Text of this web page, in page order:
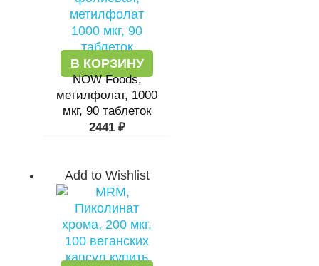
В КОРЗИНУ
NOW Foods,
метилфолат, 1000
мкг, 90 таблеток
2441 ₽
Add to Wishlist